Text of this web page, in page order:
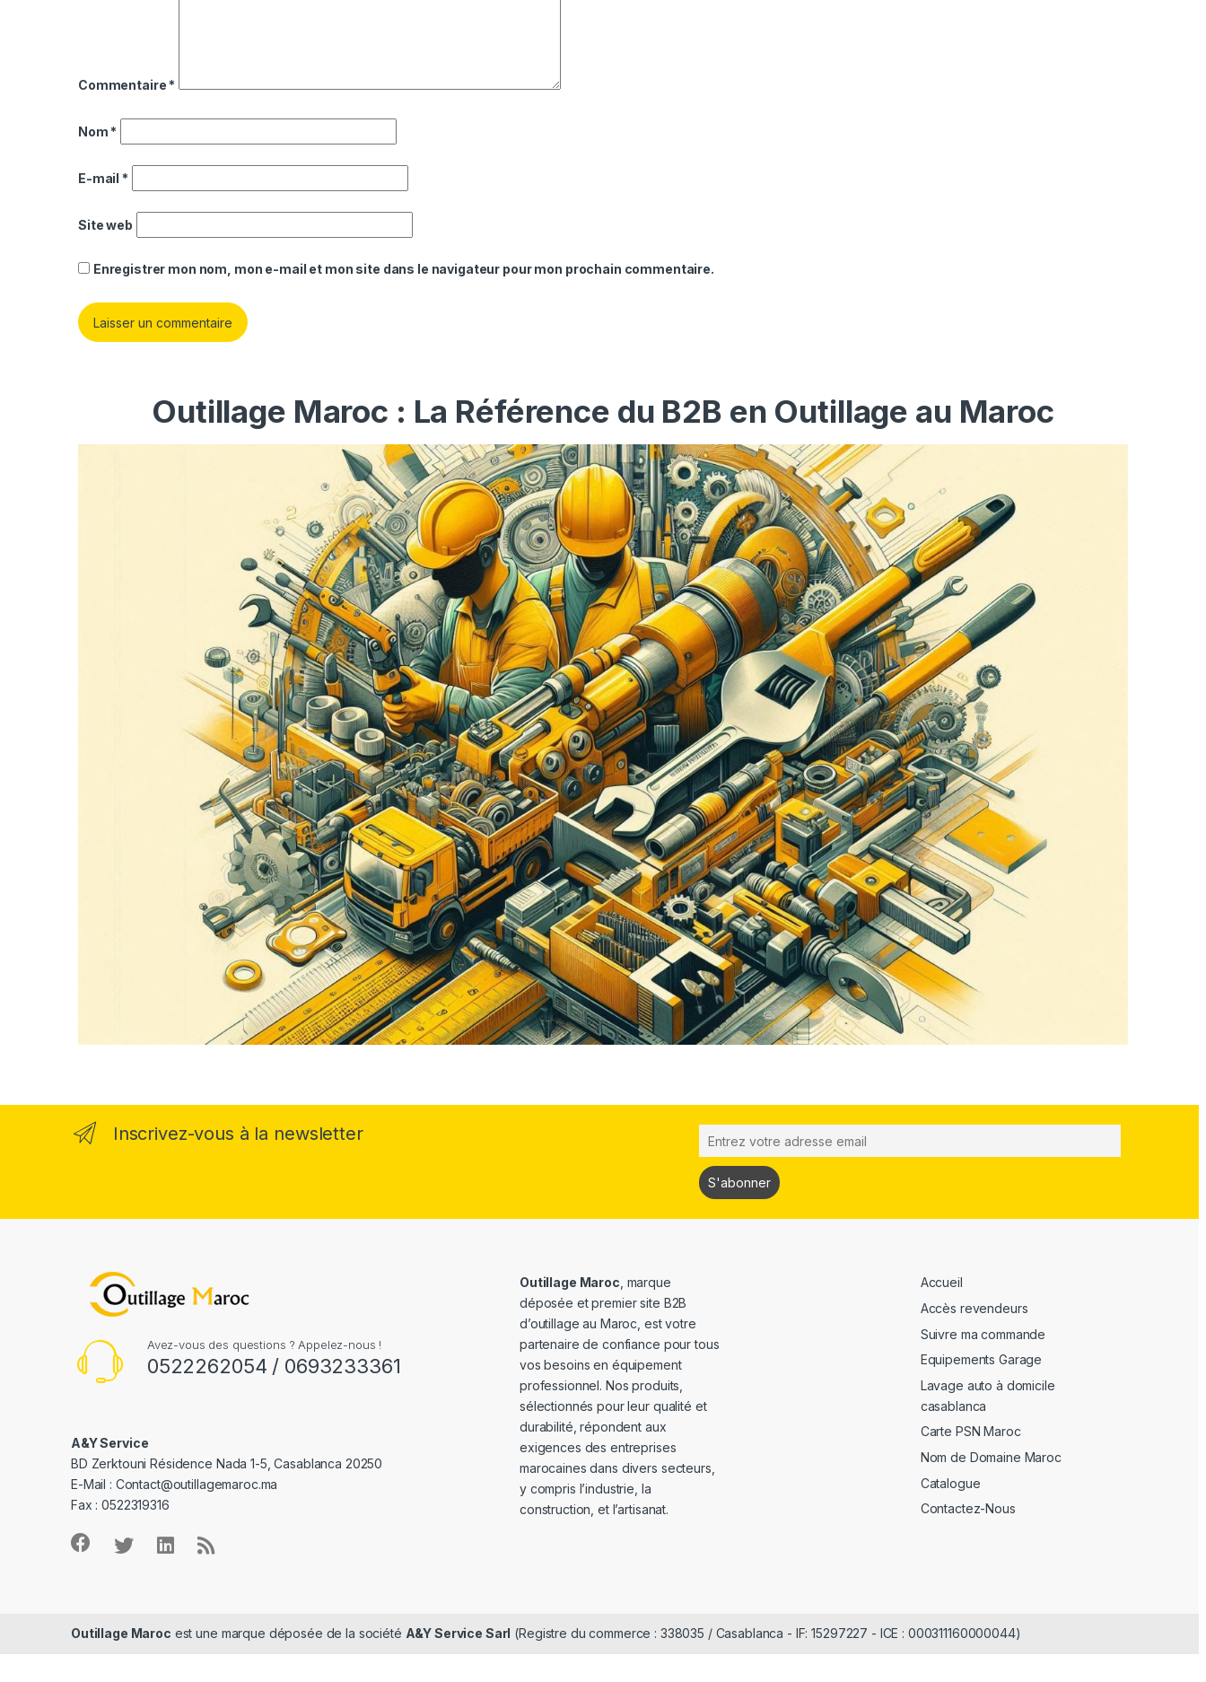
Commentaire *
Nom *
E-mail *
Site web
Enregistrer mon nom, mon e-mail et mon site dans le navigateur pour mon prochain commentaire.
Outillage Maroc : La Référence du B2B en Outillage au Maroc
Inscrivez-vous à la newsletter
Avez-vous des questions ? Appelez-nous !
0522262054 / 0693233361
A&Y Service
BD Zerktouni Résidence Nada 1-5, Casablanca 20250
E-Mail : Contact@outillagemaroc.ma
Fax : 0522319316
Outillage Maroc, marque
déposée et premier site B2B
d’outillage au Maroc, est votre
partenaire de confiance pour tous
vos besoins en équipement
professionnel. Nos produits,
sélectionnés pour leur qualité et
durabilité, répondent aux
exigences des entreprises
marocaines dans divers secteurs,
y compris l’industrie, la
construction, et l’artisanat.
Accueil
Accès revendeurs
Suivre ma commande
Equipements Garage
Lavage auto à domicile
casablanca
Carte PSN Maroc
Nom de Domaine Maroc
Catalogue
Contactez-Nous
Outillage Maroc est une marque déposée de la société A&Y Service Sarl (Registre du commerce : 338035 / Casablanca - IF: 15297227 - ICE : 000311160000044)